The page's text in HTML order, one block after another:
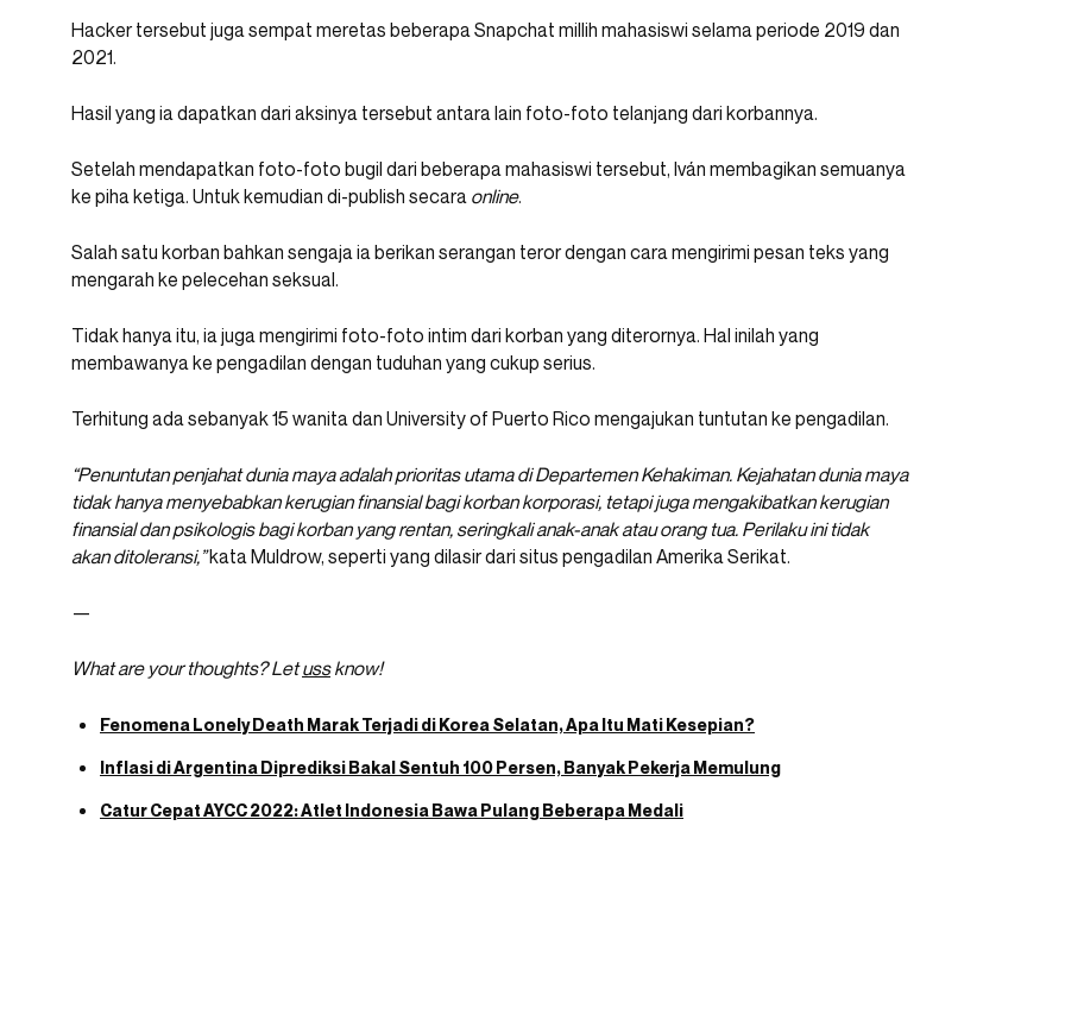
Hacker tersebut juga sempat meretas beberapa Snapchat millih mahasiswi selama periode 2019 dan
2021.
Hasil yang ia dapatkan dari aksinya tersebut antara lain foto-foto telanjang dari korbannya.
Setelah mendapatkan foto-foto bugil dari beberapa mahasiswi tersebut, Iván membagikan semuanya
ke piha ketiga. Untuk kemudian di-publish secara online.
Salah satu korban bahkan sengaja ia berikan serangan teror dengan cara mengirimi pesan teks yang
mengarah ke pelecehan seksual.
Tidak hanya itu, ia juga mengirimi foto-foto intim dari korban yang diterornya. Hal inilah yang
membawanya ke pengadilan dengan tuduhan yang cukup serius.
Terhitung ada sebanyak 15 wanita dan University of Puerto Rico mengajukan tuntutan ke pengadilan.
“Penuntutan penjahat dunia maya adalah prioritas utama di Departemen Kehakiman. Kejahatan dunia maya
tidak hanya menyebabkan kerugian finansial bagi korban korporasi, tetapi juga mengakibatkan kerugian
finansial dan psikologis bagi korban yang rentan, seringkali anak-anak atau orang tua. Perilaku ini tidak
akan ditoleransi,”kata Muldrow, seperti yang dilasir dari situs pengadilan Amerika Serikat.
—
What are your thoughts? Letussknow!
Fenomena Lonely Death Marak Terjadi di Korea Selatan, Apa Itu Mati Kesepian?
Inflasi di Argentina Diprediksi Bakal Sentuh 100 Persen, Banyak Pekerja Memulung
Catur Cepat AYCC 2022: Atlet Indonesia Bawa Pulang Beberapa Medali